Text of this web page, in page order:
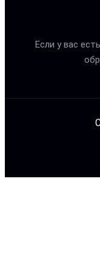
Если у вас